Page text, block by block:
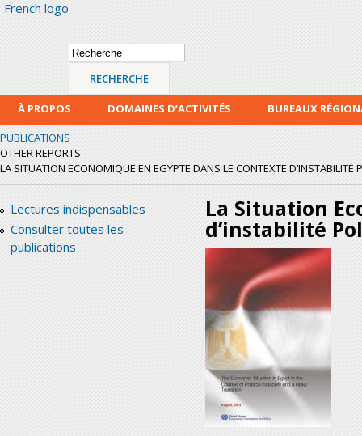
French logo
Formulaire de
recherche
Recherche
À PROPOS DOMAINES D’ACTIVITÉS
BUREAUX
PUBLICATIONS
OTHER REPORTS
LA SITUATION ECONOMIQUE EN EGYPTE DANS LE CONTEXTE D’INSTABILITÉ
Lectures indispensables
Consulter toutes les
publications
La Situation
d’instabilité